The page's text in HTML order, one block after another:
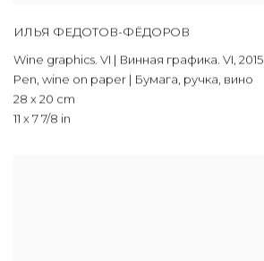
ИЛЬЯ ФЕДОТОВ-ФЁДОРОВ
Wine graphics. VI | Винная графика. VI, 2015
Pen, wine on paper | Бумага, ручка, вино
28 x 20 cm
11 x 7 7/8 in